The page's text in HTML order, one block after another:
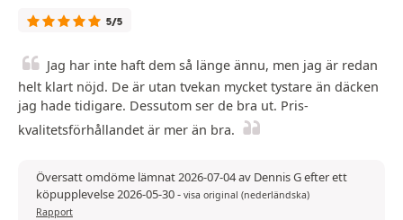
5/5
Jag har inte haft dem så länge ännu, men jag är redan
helt klart nöjd. De är utan tvekan mycket tystare än däcken
jag hade tidigare. Dessutom ser de bra ut. Pris-
kvalitetsförhållandet är mer än bra.
Översatt omdöme lämnat 2026-07-04 av Dennis G efter ett
köpupplevelse 2026-05-30- visa original (nederländska)
Rapport